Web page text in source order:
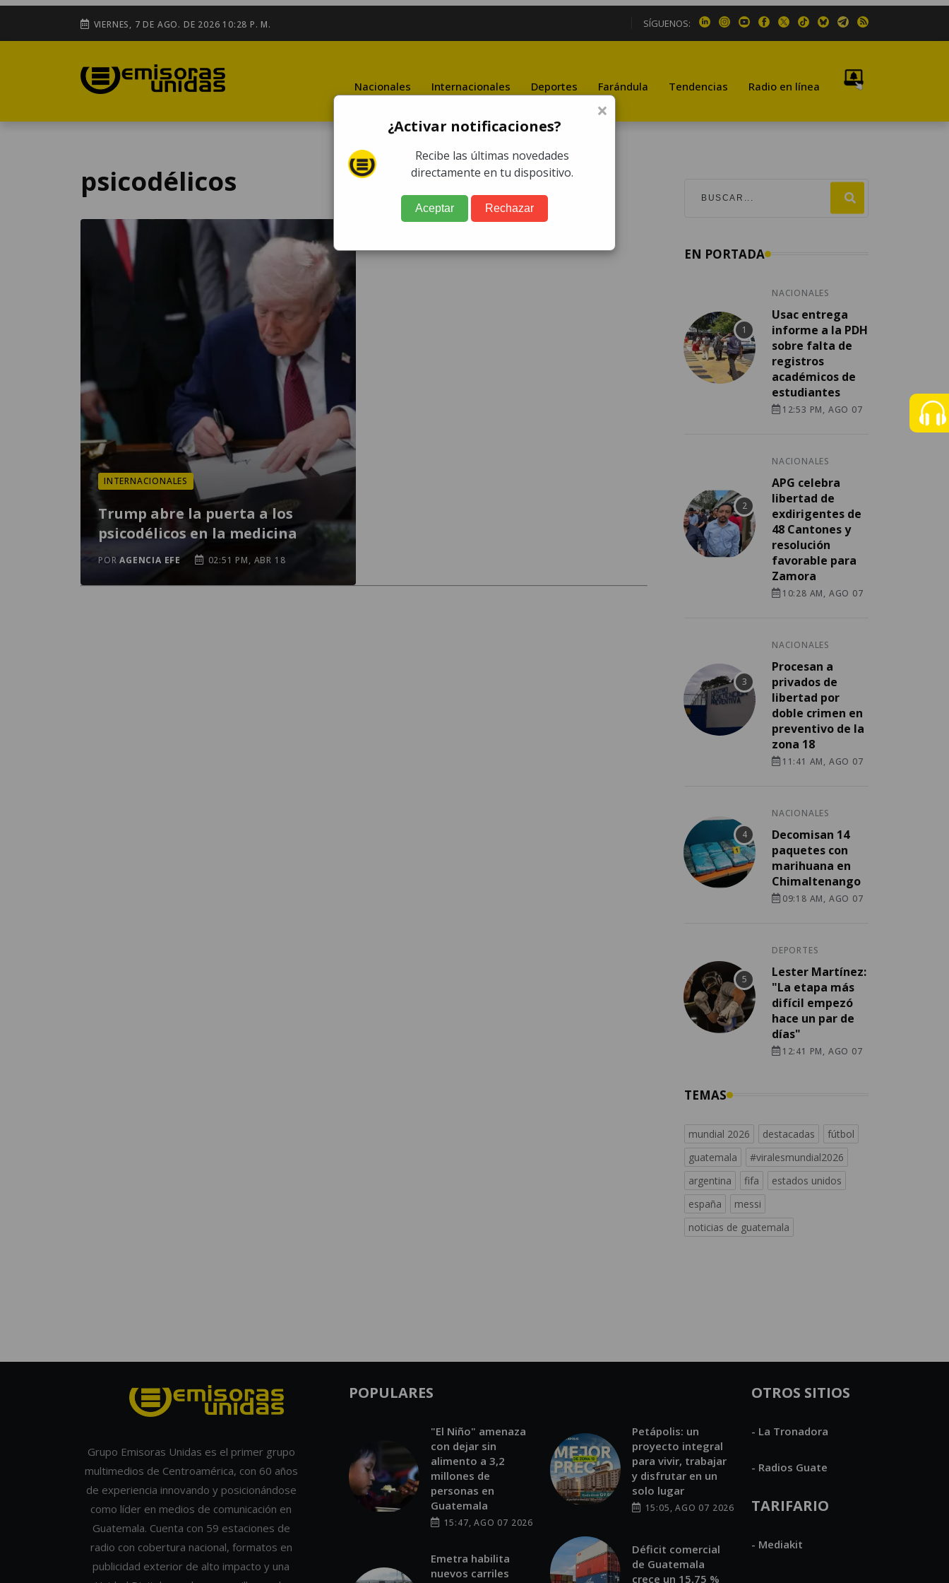
VIERNES, 7 DE AGO. DE 2026 10:28 P. M. SÍGUENOS:
Nacionales Internacionales Deportes Farándula Tendencias Radio en línea
psicodélicos
INTERNACIONALES
Trump abre la puerta a los
psicodélicos en la medicina
PORAGENCIA EFE 02:51 PM, ABR 18
EN PORTADA
NACIONALES
Usac entrega
informe a la PDH
sobre falta de
registros
académicos de
estudiantes
12:53 PM, AGO 07
NACIONALES
APG celebra
libertad de
exdirigentes de
48 Cantones y
resolución
favorable para
Zamora
10:28 AM, AGO 07
NACIONALES
Procesan a
privados de
libertad por
doble crimen en
preventivo de la
zona 18
11:41 AM, AGO 07
NACIONALES
Decomisan 14
paquetes con
marihuana en
Chimaltenango
09:18 AM, AGO 07
DEPORTES
Lester Martínez:
"La etapa más
difícil empezó
hace un par de
días"
12:41 PM, AGO 07
TEMAS
mundial 2026 destacadas
fútbol
guatemala
#viralesmundial2026
argentina
fifa
estados unidos
españa
messi
noticias de guatemala
Grupo Emisoras Unidas es el primer grupo
multimedios de Centroamérica, con 60 años
de experiencia innovando y posicionándose
como líder en medios de comunicación en
Guatemala. Cuenta con 59 estaciones de
radio con cobertura nacional, formatos en
publicidad exterior de alto impacto y una
POPULARES
"El Niño" amenaza
con dejar sin
alimento a 3,2
millones de
personas en
Guatemala
15:47, AGO 07 2026
Emetra habilita
nuevos carriles
Petápolis: un
proyecto integral
para vivir, trabajar
y disfrutar en un
solo lugar
15:05, AGO 07 2026
Déficit comercial
de Guatemala
crece un 15,75 %
OTROS SITIOS
- La Tronadora
- Radios Guate
TARIFARIO
- Mediakit
×
¿Activar notificaciones?
Recibe las últimas novedades
directamente en tu dispositivo.
Aceptar Rechazar